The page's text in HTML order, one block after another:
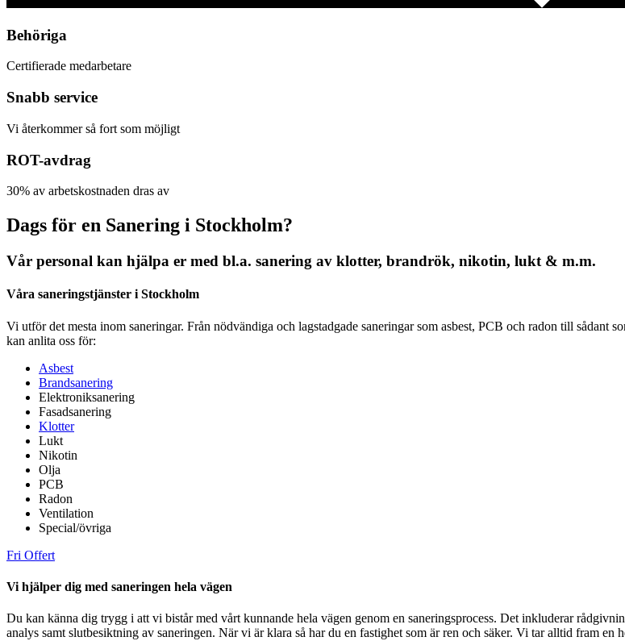
Behöriga
Certifierade medarbetare
Snabb service
Vi återkommer så fort som möjligt
ROT-avdrag
30% av arbetskostnaden dras av
Dags för en Sanering i Stockholm?
Vår personal kan hjälpa er med bl.a. sanering av klotter, brandrök, nikotin, lukt & m.m.
Våra saneringstjänster i Stockholm
Vi utför det mesta inom saneringar. Från nödvändiga och lagstadgade saneringar som asbest, PCB och radon till
kan anlita oss för:
Asbest
Brandsanering
Elektroniksanering
Fasadsanering
Klotter
Lukt
Nikotin
Olja
PCB
Radon
Ventilation
Special/övriga
Fri Offert
Vi hjälper dig med saneringen hela vägen
Du kan känna dig trygg i att vi bistår med vårt kunnande hela vägen genom en saneringsprocess. Det inkluderar
analys samt slutbesiktning av saneringen. När vi är klara så har du en fastighet som är ren och säker. Vi tar alltid fram